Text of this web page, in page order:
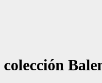
colección